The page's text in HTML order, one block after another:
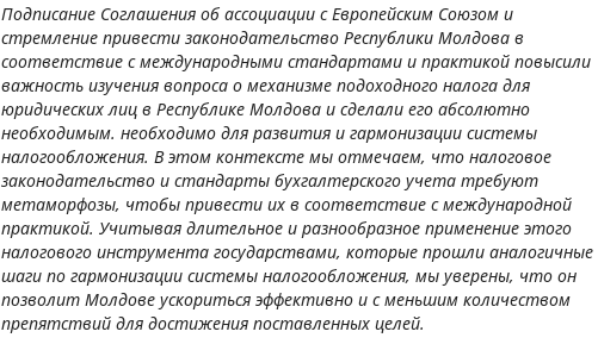
Подписание Соглашения об ассоциации с Европейским Союзом и
стремление привести законодательство Республики Молдова в
соответствие с международными стандартами и практикой повысили
важность изучения вопроса о механизме подоходного налога для
юридических лиц в Республике Молдова и сделали его абсолютно
необходимым. необходимо для развития и гармонизации системы
налогообложения. В этом контексте мы отмечаем, что налоговое
законодательство и стандарты бухгалтерского учета требуют
метаморфозы, чтобы привести их в соответствие с международной
практикой. Учитывая длительное и разнообразное применение этого
налогового инструмента государствами, которые прошли аналогичные
шаги по гармонизации системы налогообложения, мы уверены, что он
позволит Молдове ускориться эффективно и с меньшим количеством
препятствий для достижения поставленных целей.